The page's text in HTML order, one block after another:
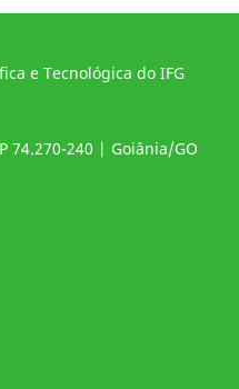
e Tecnológica do IFG
74.270-240 | Goiânia/GO